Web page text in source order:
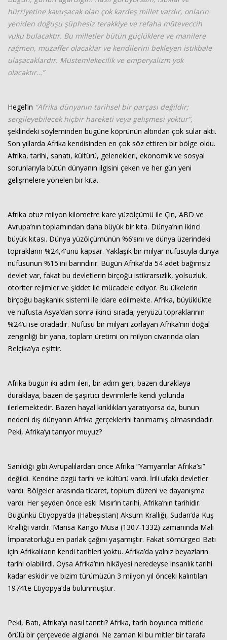
hürriyetine kavuşacak olan çok kardeş millet vardır, onların
yeniden doğuşu şüphesiz terakkiye ve refaha müteveccih
vuku bulacaktır. Bu milletler bütün güçlüklere ve manilere
rağmen, muzaffer olacaklar ve kendilerini bekleyen istikbale
ulaşacaklardır. Müstemlekecilik ve emperyalizm yok
olacaktır…”
Hegel’in “Afrika dünyanın tarihsel bir parçası değildir;
sergileyebilecek hiçbir hareketi veya gelişmesi yoktur”,
şeklindeki söyleminden bugüne köprünün altından çok sular aktı.
Son yıllarda Afrika kendisinden en çok söz ettiren bir bölge oldu.
Afrika, tarihi, sanatı, kültürü, gelenekleri, ekonomik ve sosyal
sorunlarıyla bütün dünyanın ilgisini çeken ve her gün yeni
gelişmelere yönelen bir kıta.
Afrika otuz milyon kilometre kare yüzölçümü ile Çin, ABD ve
Avrupa’nın toplamından daha büyük bir kıta. Dünya’nın ikinci
büyük kıtası. Dünya yüzölçümünün %6’sını ve dünya üzerindeki
toprakların %24,4'ünü kapsar. Yaklaşık bir milyar nüfusuyla dünya
nüfusunun %15'ini barındırır. Bugün Afrika'da 54 adet bağımsız
devlet var, fakat bu devletlerin birçoğu istikrarsızlık, yolsuzluk,
otoriter rejimler ve şiddet ile mücadele ediyor. Bu ülkelerin
birçoğu başkanlık sistemi ile idare edilmekte. Afrika, büyüklükte
ve nüfusta Asya’dan sonra ikinci sırada; yeryüzü topraklarının
%24’ü ise oradadır. Nüfusu bir milyarı zorlayan Afrika’nın doğal
zenginliği bir yana, toplam üretimi on milyon civarında olan
Belçika’ya eşittir.
Afrika bugün iki adım ileri, bir adım geri, bazen duraklaya
duraklaya, bazen de şaşırtıcı devrimlerle kendi yolunda
ilerlemektedir. Bazen hayal kırıklıkları yaratıyorsa da, bunun
nedeni dış dünyanın Afrika gerçeklerini tanımamış olmasındadır.
Peki, Afrika’yı tanıyor muyuz?
Sanıldığı gibi Avrupalılardan önce Afrika “Yamyamlar Afrika’sı”
değildi. Kendine özgü tarihi ve kültürü vardı. İrili ufaklı devletler
vardı. Bölgeler arasında ticaret, toplum düzeni ve dayanışma
vardı. Her şeyden önce eski Mısır’ın tarihi, Afrika’nın tarihidir.
Bugünkü Etiyopya’da (Habeşistan) Aksum Krallığı, Sudan’da Kuş
Krallığı vardır. Mansa Kango Musa (1307-1332) zamanında Mali
İmparatorluğu en parlak çağını yaşamıştır. Fakat sömürgeci Batı
için Afrikalıların kendi tarihleri yoktu. Afrika’da yalnız beyazların
tarihi olabilirdi. Oysa Afrika’nın hikâyesi neredeyse insanlık tarihi
kadar eskidir ve bizim türümüzün 3 milyon yıl önceki kalıntıları
1974’te Etiyopya’da bulunmuştur.
Peki, Batı, Afrika’yı nasıl tanıttı? Afrika, tarih boyunca mitlerle
örülü bir çerçevede algılandı. Ne zaman ki bu mitler bir tarafa
Haberin Doğru Adresi.